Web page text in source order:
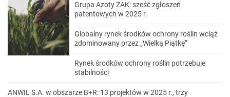
Grupa Azoty ZAK: sześć zgłoszeń
patentowych w 2025 r.
Globalny rynek środków ochrony roślin wciąż
zdominowany przez „Wielką Piątkę”
Rynek środków ochrony roślin potrzebuje
stabilności
ANWIL S.A. w obszarze B+R: 13 projektów w 2025 r., trzy